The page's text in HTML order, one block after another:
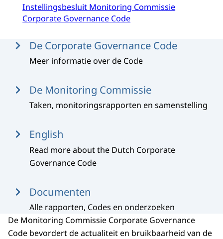
Instellingsbesluit Monitoring Commissie
Corporate Governance Code
MenuDe Corporate Governance Code
Meer informatie over de Code
De Monitoring Commissie
Taken, monitoringsrapporten en samenstelling
English
Read more about the Dutch Corporate
Governance Code
Documenten
Alle rapporten, Codes en onderzoeken
De Monitoring Commissie Corporate Governance
Code bevordert de actualiteit en bruikbaarheid van de